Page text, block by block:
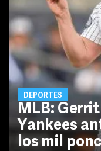
DEPORTES
MLB:
Yankees
los mil